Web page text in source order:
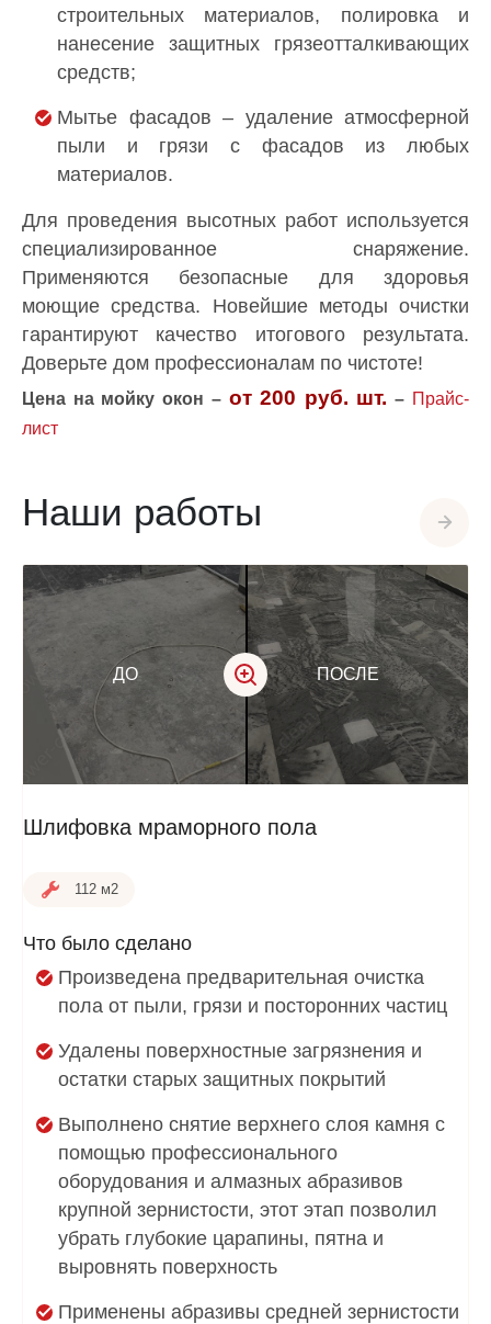
строительных материалов, полировка и
нанесение защитных грязеотталкивающих
средств;
Мытье фасадов – удаление атмосферной
пыли и грязи с фасадов из любых
материалов.
Для проведения высотных работ используется
специализированное снаряжение.
Применяются безопасные для здоровья
моющие средства. Новейшие методы очистки
гарантируют качество итогового результата.
Доверьте дом профессионалам по чистоте!
Цена на мойку окон – от 200 руб. шт.– Прайс-
лист
Наши работы
ДО ПОСЛЕ
Шлифовка мраморного пола
112 м2
Что было сделано
Произведена предварительная очистка
пола от пыли, грязи и посторонних частиц
Удалены поверхностные загрязнения и
остатки старых защитных покрытий
Выполнено снятие верхнего слоя камня с
помощью профессионального
оборудования и алмазных абразивов
крупной зернистости, этот этап позволил
убрать глубокие царапины, пятна и
выровнять поверхность
Применены абразивы средней зернистости